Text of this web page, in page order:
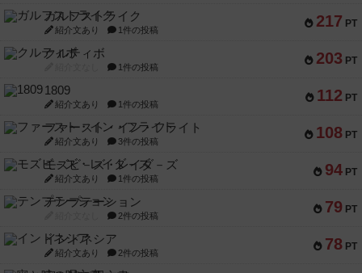
217 PT
ガルフストライク
紹介文あり 1件の投稿
203 PT
クルティボ
1件の投稿
112 PT
1809
紹介文あり 1件の投稿
108 PT
ファースト・イン・フライト
紹介文あり 3件の投稿
94 PT
モズビ－ズ・レイダ－ズ
紹介文あり 1件の投稿
79 PT
テンプテーション
2件の投稿
78 PT
インドネシア
紹介文あり 2件の投稿